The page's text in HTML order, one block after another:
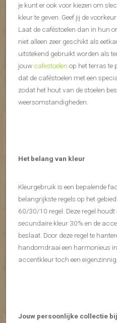
je kunt er ook voor kiezen om
kleur te geven. Geef jij de
Laat de caféstoelen dan in hun
niet alleen zeer geschikt als
uitstekend gebruikt worden als
jouw cafestoelen op het terras te
dat de caféstoelen met een
zodat het hout van de stoelen
weersomstandigheden.
Het belang van kleur
Kleurgebruik is een bepalende
belangrijkste regels op het
60/30/10 regel. Deze regel
secundaire kleur 30% en de
beslaat. Door deze regel te
handomdraai een harmonieus
accentkleur toch een
Jouw persoonlijke collectie